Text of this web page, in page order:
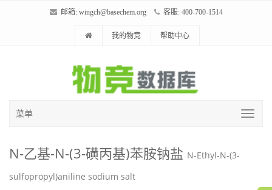
邮箱: wingch@basechem.org 客服: 400-700-1514
我的物竞 帮助中心
菜单
N-乙基-N-(3-磺丙基)苯胺钠盐 N-Ethyl-N-(3-
sulfopropyl)aniline sodium salt